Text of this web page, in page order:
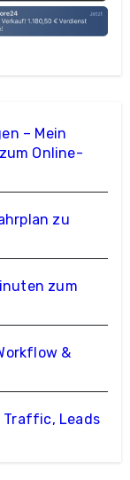
– Mein
Online-
zu
zum
&
Traffic, Leads